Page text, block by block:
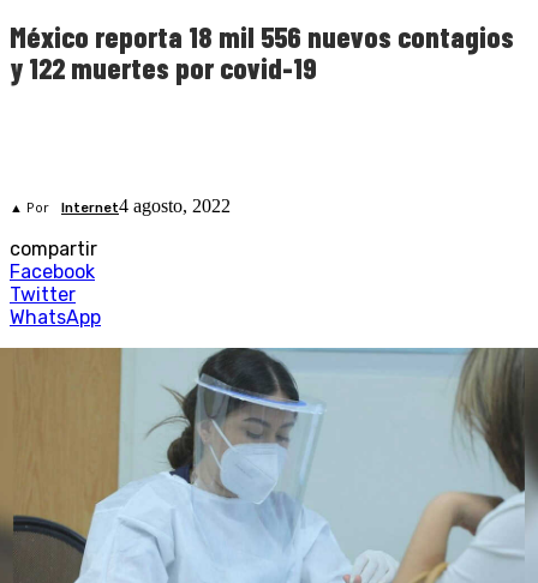
México reporta 18 mil 556 nuevos contagios
y 122 muertes por covid-19
▲ Por Internet4 agosto, 2022
compartir
Facebook
Twitter
WhatsApp